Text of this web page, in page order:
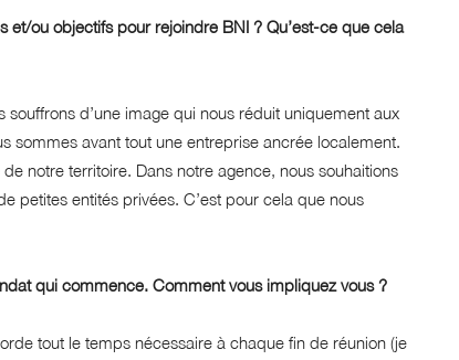
et/ou objectifs pour rejoindre BNI ? Qu’est-ce que cela
d’une image qui nous réduit uniquement aux
sommes avant tout une entreprise ancrée localement.
notre territoire. Dans notre agence, nous souhaitions
petites entités privées. C’est pour cela que nous
qui commence. Comment vous impliquez vous ?
tout le temps nécessaire à chaque fin de réunion (je